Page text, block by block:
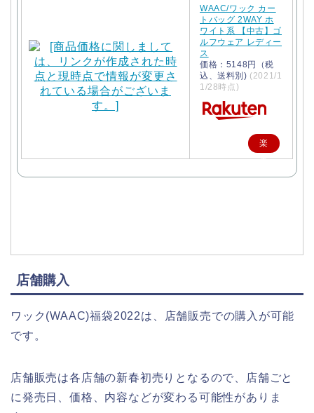
WAAC/ワック カー
トバッグ 2WAY ホ
ワイト系 【中古】ゴ
ルフウェア レディー
ス
価格：5148円（税
込、送料別) (2021/1
1/28時点)
楽
天
店舗購入
ワック(WAAC)福袋2022は、店舗販売での購入が可能
です。
店舗販売は各店舗の新春初売りとなるので、店舗ごと
に発売日、価格、内容などが変わる可能性がありま